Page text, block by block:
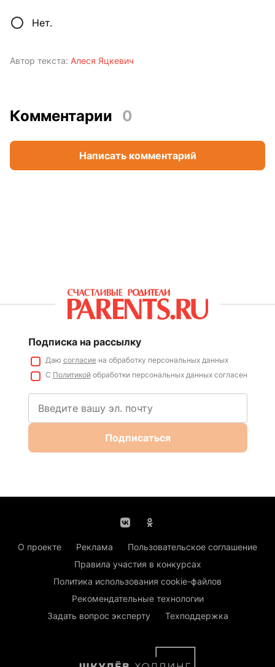
Нет.
Автор текста: Алеся Яцкевич
Комментарии 0
Написать комментарий
Подписка на рассылку
Даю согласиена обработку персональных данных
С Политикойобработки персональных данных согласен
Подписаться
О проекте Реклама
Пользовательское соглашение
Правила участия в конкурсах
Политика использования cookie-файлов
Рекомендательные технологии
Задать вопрос эксперту
Техподдержка